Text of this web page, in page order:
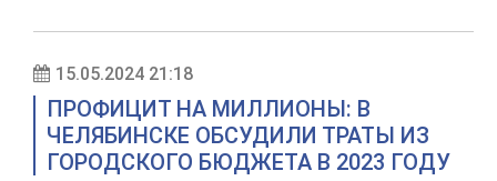
15.05.2024 21:18
ПРОФИЦИТ НА МИЛЛИОНЫ: В
ЧЕЛЯБИНСКЕ ОБСУДИЛИ ТРАТЫ ИЗ
ГОРОДСКОГО БЮДЖЕТА В 2023 ГОДУ